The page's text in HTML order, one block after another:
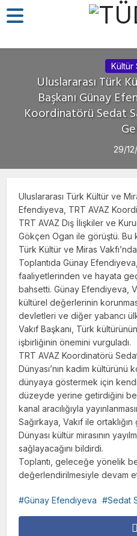
Kültür
Uluslararası Türk
Başkanı Günay
Koordinatörü Sedat
29/
Uluslararası Türk Kültür ve
Efendiyeva, TRT AVAZ
TRT AVAZ Dış İlişkiler ve
Gökçen Ogan ile görüştü. Bu
Türk Kültür ve Miras
Toplantıda Günay
faaliyetlerinden ve hayata
bahsetti. Günay Efendiyeva,
kültürel değerlerinin
devletleri ve diğer yabancı
Vakıf Başkanı, Türk
işbirliğinin önemini vurguladı.
TRT AVAZ Koordinatörü
Dünyası’nın kadim kültürünü
dünyaya göstermek için
düzeyde yerine getirdiğini
kanal aracılığıyla
Sağırkaya, Vakıf ile
Dünyası kültür mirasının
sağlayacağını bildirdi.
Toplantı, geleceğe yönelik
değerlendirilmesiyle devam
Günay Efendiyeva Sedat